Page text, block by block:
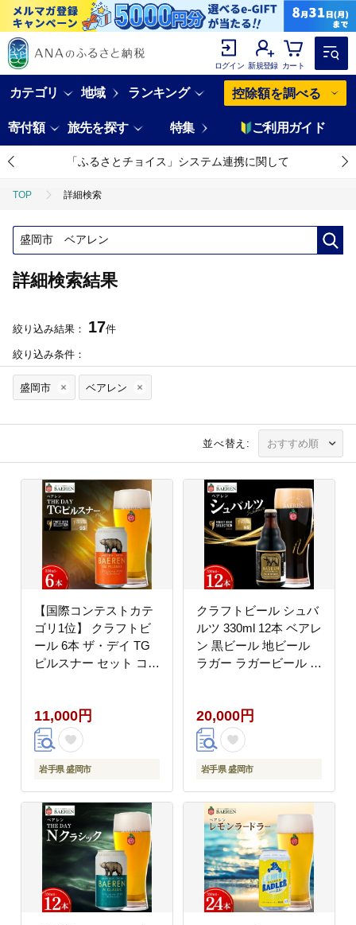
ログイン 新規登録 カート
カテゴリ 地域 ランキング 控除額を調べる
寄付額 旅先を探す 特集 ご利用ガイド
「ふるさとチョイス」システム連携に関して
TOP 詳細検索
詳細検索結果
絞り込み結果： 17件
絞り込み条件：
盛岡市 ベアレン
並べ替え:
【国際コンテストカテ
ゴリ1位】 クラフトビ
ール 6本 ザ・デイ TG
ピルスナー セット コン
ール ビール ラガー ド
イツ お酒 酒 アルコー
ル 缶ビール 缶 飲料 岩
手 岩手県 盛岡市 盛岡
11,000円
岩手県 盛岡市
クラフトビール シュバ
ルツ 330ml 12本 ベアレ
ン 黒ビール 地ビール
ラガー ラガービール ク
酒 酒 アルコール 瓶ビ
ール 瓶 飲料 飲み物 夕
飯 お土産 岩手 岩手県
盛岡市 盛岡 ベアレン醸
20,000円
岩手県 盛岡市